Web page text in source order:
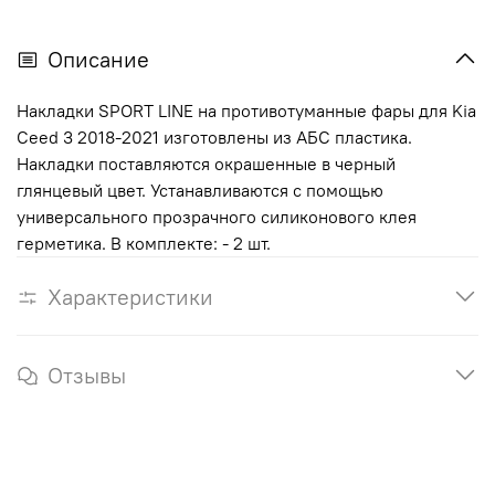
Описание
Накладки SPORT LINE на противотуманные фары для Kia
Ceed 3 2018-2021 изготовлены из АБС пластика.
Накладки поставляются окрашенные в черный
глянцевый цвет. Устанавливаются с помощью
универсального прозрачного силиконового клея
герметика. В комплекте: - 2 шт.
Характеристики
Отзывы